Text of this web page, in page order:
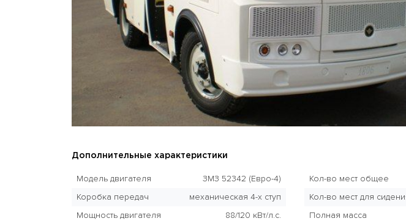
Дополнительные характеристики
Модель двигателя
ЗМЗ 52342 (Евро-4)
Коробка передач
механическая 4-х ступ
Мощность двигателя
88/120 кВт/л.с.
Кол-во мест общее
Кол-во мест для
Полная масса